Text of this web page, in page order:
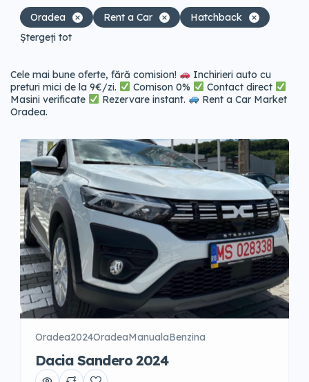
Oradea Rent a Car
Hatchback
Ștergeți tot
Cele mai bune oferte, fără comision!
Inchirieri auto cu
preturi mici de la 9€/zi.
Comison 0%
Contact direct
Masini verificate
Rezervare instant.
Rent a Car Market
Oradea.
Oradea2024OradeaManualaBenzina
Dacia Sandero 2024